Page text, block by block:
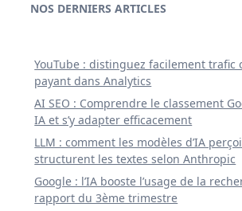
NOS DERNIERS ARTICLES
YouTube : distinguez facilement trafic
payant dans Analytics
AI SEO : Comprendre le classement
IA et s’y adapter efficacement
LLM : comment les modèles d’IA
structurent les textes selon Anthropic
Google : l’IA booste l’usage de la
rapport du 3ème trimestre